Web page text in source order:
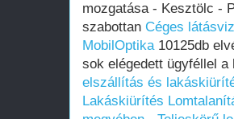
mozgatása - Kesztölc -
szabottan Céges
MobilOptika10125db
sok elégedett ügyféllel
elszállítás és
Lakáskiürítés